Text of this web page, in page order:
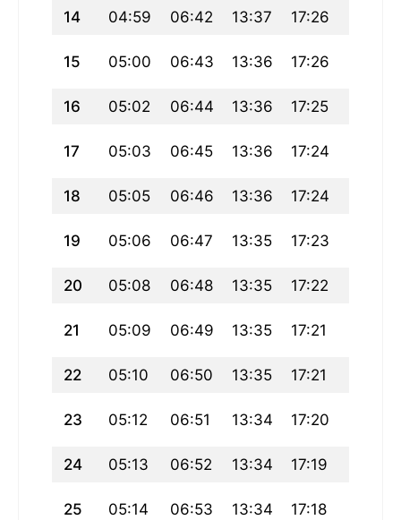
14 04:59 06:42 13:37 17:26
15 05:00 06:43 13:36 17:26
16 05:02 06:44 13:36 17:25
17 05:03 06:45 13:36 17:24
18 05:05 06:46 13:36 17:24
19 05:06 06:47 13:35 17:23
20 05:08 06:48 13:35 17:22
21 05:09 06:49 13:35 17:21
22 05:10 06:50 13:35 17:21
23 05:12 06:51 13:34 17:20
24 05:13 06:52 13:34 17:19
25 05:14 06:53 13:34 17:18